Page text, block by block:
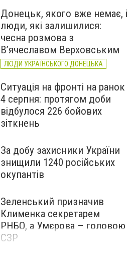
Донецьк, якого вже немає, і
люди, які залишилися:
чесна розмова з
В’ячеславом Верховським
ЛЮДИ УКРАЇНСЬКОГО ДОНЕЦЬКА
Ситуація на фронті на ранок
4 серпня: протягом доби
відбулося 226 бойових
зіткнень
За добу захисники України
знищили 1240 російських
окупантів
Зеленський призначив
Клименка секретарем
РНБО, а Умєрова – головою
СЗР